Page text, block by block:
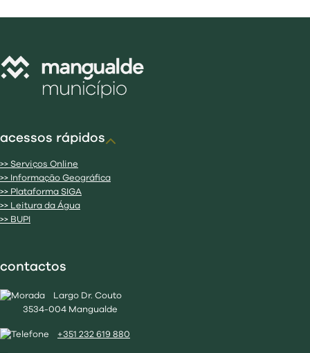
acessos rápidos
>> Serviços Online
>> Informação Geográfica
>> Plataforma SIGA
>> Leitura da Água
>> BUPI
contactos
Largo Dr. Couto
3534-004 Mangualde
+351 232 619 880